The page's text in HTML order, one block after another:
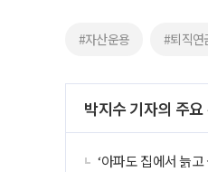
#자산운용 #퇴직연
박지수 기자의 주요
‘아파도 집에서 늙